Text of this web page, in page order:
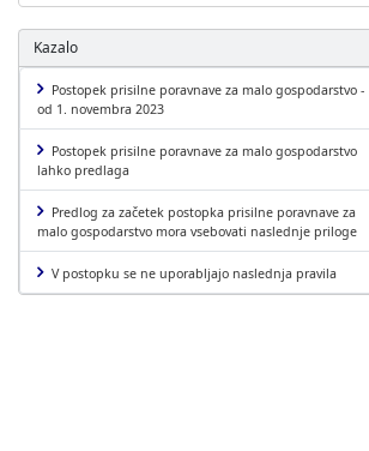
Kazalo
Postopek prisilne poravnave za malo gospodarstvo -
od 1. novembra 2023
Postopek prisilne poravnave za malo gospodarstvo
lahko predlaga
Predlog za začetek postopka prisilne poravnave za
malo gospodarstvo mora vsebovati naslednje priloge
V postopku se ne uporabljajo naslednja pravila